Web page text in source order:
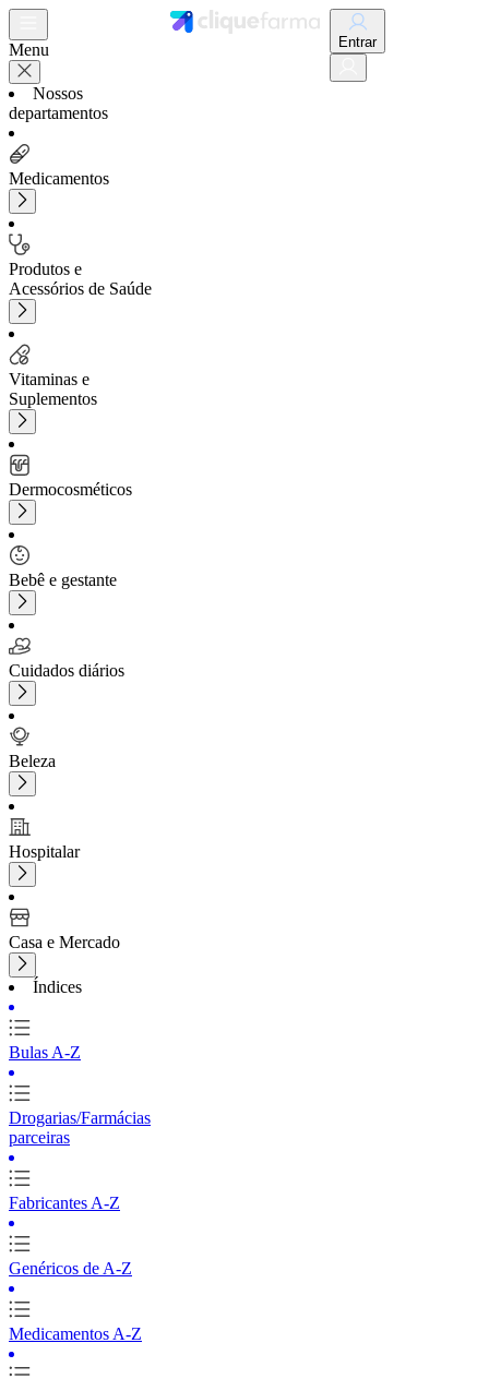
Menu
Nossos
departamentos
Medicamentos
Produtos e
Acessórios de Saúde
Vitaminas e
Suplementos
Dermocosméticos
Bebê e gestante
Cuidados diários
Beleza
Hospitalar
Casa e Mercado
Índices
Bulas A-Z
Drogarias/Farmácias
parceiras
Fabricantes A-Z
Genéricos de A-Z
Medicamentos A-Z
Entrar